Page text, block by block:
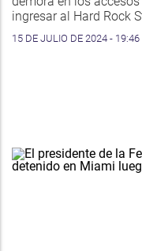
ingresar al Hard Rock
15 DE JULIO DE 2024 - 19:46